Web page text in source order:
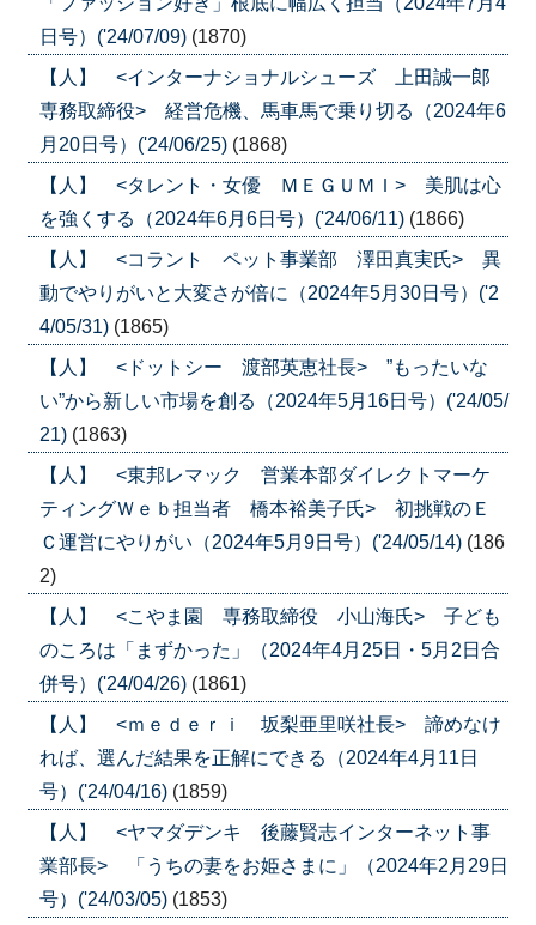
日号）('24/07/09) (1870)
【人】 <インターナショナルシューズ 上田誠一郎
専務取締役> 経営危機、馬車馬で乗り切る（2024年6
月20日号）('24/06/25) (1868)
【人】 <タレント・女優 ＭＥＧＵＭＩ> 美肌は心
を強くする（2024年6月6日号）('24/06/11) (1866)
【人】 <コラント ペット事業部 澤田真実氏> 異
動でやりがいと大変さが倍に（2024年5月30日号）('2
4/05/31) (1865)
【人】 <ドットシー 渡部英恵社長> ”もったいな
い”から新しい市場を創る（2024年5月16日号）('24/05/
21) (1863)
【人】 <東邦レマック 営業本部ダイレクトマーケ
ティングＷｅｂ担当者 橋本裕美子氏> 初挑戦のＥ
Ｃ運営にやりがい（2024年5月9日号）('24/05/14) (186
2)
【人】 <こやま園 専務取締役 小山海氏> 子ども
のころは「まずかった」（2024年4月25日・5月2日合
併号）('24/04/26) (1861)
【人】 <ｍｅｄｅｒｉ 坂梨亜里咲社長> 諦めなけ
れば、選んだ結果を正解にできる（2024年4月11日
号）('24/04/16) (1859)
【人】 <ヤマダデンキ 後藤賢志インターネット事
業部長> 「うちの妻をお姫さまに」（2024年2月29日
号）('24/03/05) (1853)